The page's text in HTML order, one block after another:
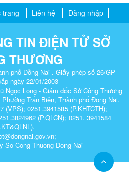
trang Liên hệ Đăng nhập
TIN ĐIỆN TỬ SỞ
THƯƠNG
phố Đồng Nai . Giấy phép số 26/GP-
ngày 22/01/2003
Ngọc Long - Giám đốc Sở Công Thương
Trấn Biên, Thành phố Đồng Nai.
(VPS); 0251.3941585 (P.KHTCTH);
(P.QLCN); 0251. 3941584
So Cong Thuong Dong Nai​